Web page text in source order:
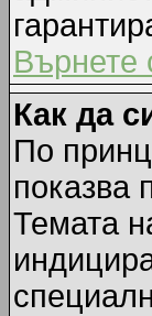
Върнете
Как да
По
показва
Темата